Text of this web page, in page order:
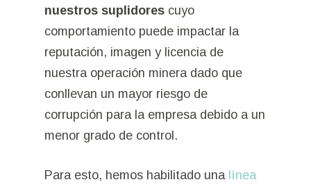
nuestros suplidores cuyo
comportamiento puede impactar la
reputación, imagen y licencia de
nuestra operación minera dado que
conllevan un mayor riesgo de
corrupción para la empresa debido a un
menor grado de control.
Para esto, hemos habilitado una línea